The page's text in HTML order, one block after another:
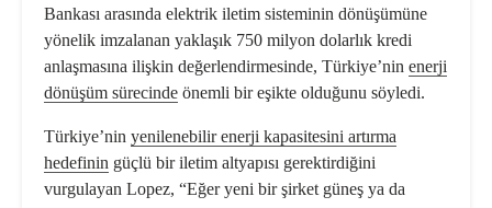
Bankası arasında elektrik iletim sisteminin dönüşümüne
yönelik imzalanan yaklaşık 750 milyon dolarlık kredi
anlaşmasına ilişkin değerlendirmesinde, Türkiye’nin enerji
dönüşüm sürecinde önemli bir eşikte olduğunu söyledi.
Türkiye’nin yenilenebilir enerji kapasitesini artırma
hedefinin güçlü bir iletim altyapısı gerektirdiğini
vurgulayan Lopez, “Eğer yeni bir şirket güneş ya da